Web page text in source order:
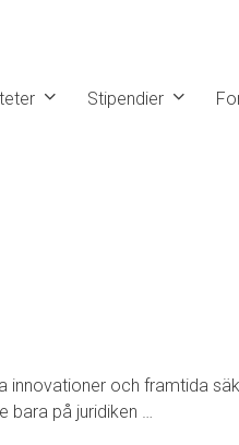
Stipendier
innovationer och framtida
bara på juridiken …